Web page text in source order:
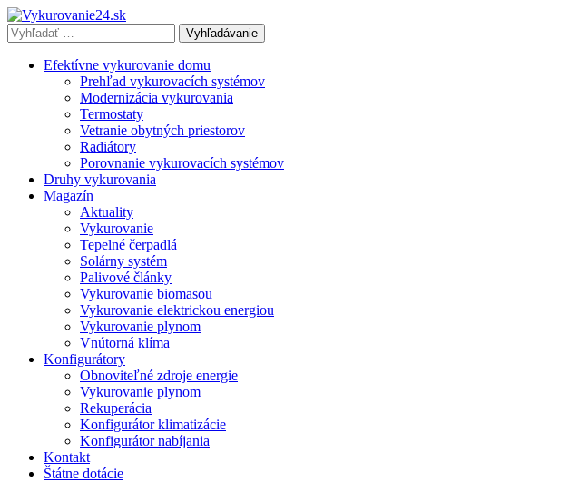
Vyhľadávať
výraz:
Efektívne vykurovanie domu
Prehľad vykurovacích systémov
Modernizácia vykurovania
Termostaty
Vetranie obytných priestorov
Radiátory
Porovnanie vykurovacích systémov
Druhy vykurovania
Magazín
Aktuality
Vykurovanie
Tepelné čerpadlá
Solárny systém
Palivové články
Vykurovanie biomasou
Vykurovanie elektrickou energiou
Vykurovanie plynom
Vnútorná klíma
Konfigurátory
Obnoviteľné zdroje energie
Vykurovanie plynom
Rekuperácia
Konfigurátor klimatizácie
Konfigurátor nabíjania
Kontakt
Štátne dotácie